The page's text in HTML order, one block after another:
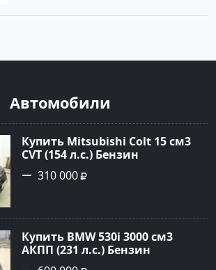
Автомобили
Купить Mitsubishi Colt 15 см3
CVT (154 л.с.) Бензин
турбонаддув в Краснодар:
цвет Чёрный металик Хетчбэк
сайте Авторынок23
310 000
Купить BMW 530i 3000 см3
АКПП (231 л.с.) Бензин
инжектор в Новороссийск: